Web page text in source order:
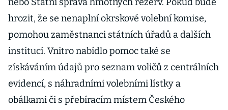
hrozit, že se nenaplní okrskové volební komise,
pomohou zaměstnanci státních úřadů a dalších
institucí. Vnitro nabídlo pomoc také se
získáváním údajů pro seznam voličů z centrálních
evidencí, s náhradními volebními lístky a
obálkami či s přebíracím místem Českého